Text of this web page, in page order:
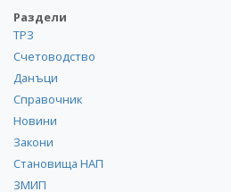
Раздели
ТРЗ
Счетоводство
Данъци
Справочник
Новини
Закони
Становища НАП
ЗМИП